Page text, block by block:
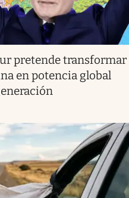
pretende transformar
en potencia global